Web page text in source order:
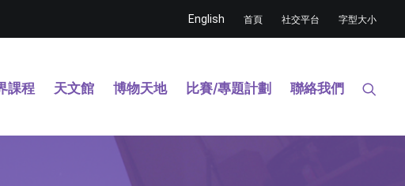
English 首頁 社交平台 字型大小
課程 天文館 博物天地 比賽/專題計劃 聯絡我們